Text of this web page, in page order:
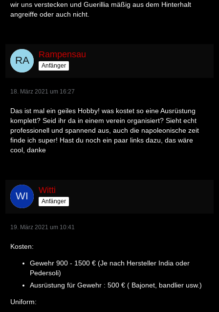
wir uns verstecken und Guerillia mäßig aus dem Hinterhalt
angreiffe oder auch nicht.
Rampensau
Anfänger
18. März 2021 um 16:27
Das ist mal ein geiles Hobby! was kostet so eine Ausrüstung
komplett? Seid ihr da in einem verein organisiert? Sieht echt
professionell und spannend aus, auch die napoleonische zeit
finde ich super! Hast du noch ein paar links dazu, das wäre
cool, danke
Witti
Anfänger
19. März 2021 um 10:41
Kosten:
Gewehr 900 - 1500 € (Je nach Hersteller India oder
Pedersoli)
Ausrüstung für Gewehr : 500 € ( Bajonet, bandlier usw.)
Uniform: